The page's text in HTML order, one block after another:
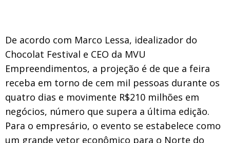
De acordo com Marco Lessa, idealizador do
Chocolat Festival e CEO da MVU
Empreendimentos, a projeção é de que a feira
receba em torno de cem mil pessoas durante os
quatro dias e movimente R$210 milhões em
negócios, número que supera a última edição.
Para o empresário, o evento se estabelece como
um grande vetor econômico para o Norte do